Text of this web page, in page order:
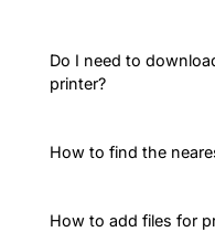
Do I need to
printer?
How to find the
How to add files for